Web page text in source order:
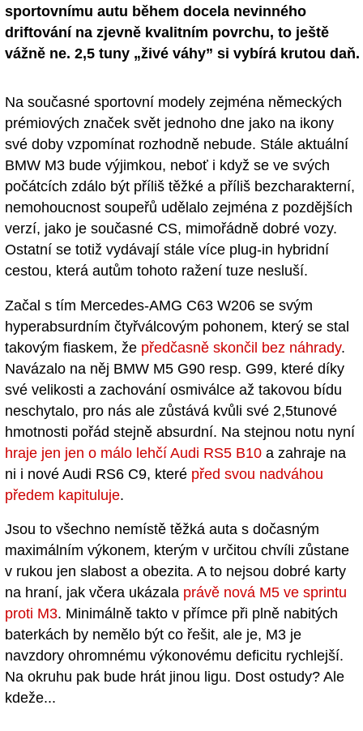
sportovnímu autu během docela nevinného
driftování na zjevně kvalitním povrchu, to ještě
vážně ne. 2,5 tuny „živé váhy” si vybírá krutou daň.
Na současné sportovní modely zejména německých
prémiových značek svět jednoho dne jako na ikony
své doby vzpomínat rozhodně nebude. Stále aktuální
BMW M3 bude výjimkou, neboť i když se ve svých
počátcích zdálo být příliš těžké a příliš bezcharakterní,
nemohoucnost soupeřů udělalo zejména z pozdějších
verzí, jako je současné CS, mimořádně dobré vozy.
Ostatní se totiž vydávají stále více plug-in hybridní
cestou, která autům tohoto ražení tuze nesluší.
Začal s tím Mercedes-AMG C63 W206 se svým
hyperabsurdním čtyřválcovým pohonem, který se stal
takovým fiaskem, že předčasně skončil bez náhrady.
Navázalo na něj BMW M5 G90 resp. G99, které díky
své velikosti a zachování osmiválce až takovou bídu
neschytalo, pro nás ale zůstává kvůli své 2,5tunové
hmotnosti pořád stejně absurdní. Na stejnou notu nyní
hraje jen jen o málo lehčí Audi RS5 B10 a zahraje na
ni i nové Audi RS6 C9, které před svou nadváhou
předem kapituluje.
Jsou to všechno nemístě těžká auta s dočasným
maximálním výkonem, kterým v určitou chvíli zůstane
v rukou jen slabost a obezita. A to nejsou dobré karty
na hraní, jak včera ukázala právě nová M5 ve sprintu
proti M3. Minimálně takto v přímce při plně nabitých
baterkách by nemělo být co řešit, ale je, M3 je
navzdory ohromnému výkonovému deficitu rychlejší.
Na okruhu pak bude hrát jinou ligu. Dost ostudy? Ale
kdeže...